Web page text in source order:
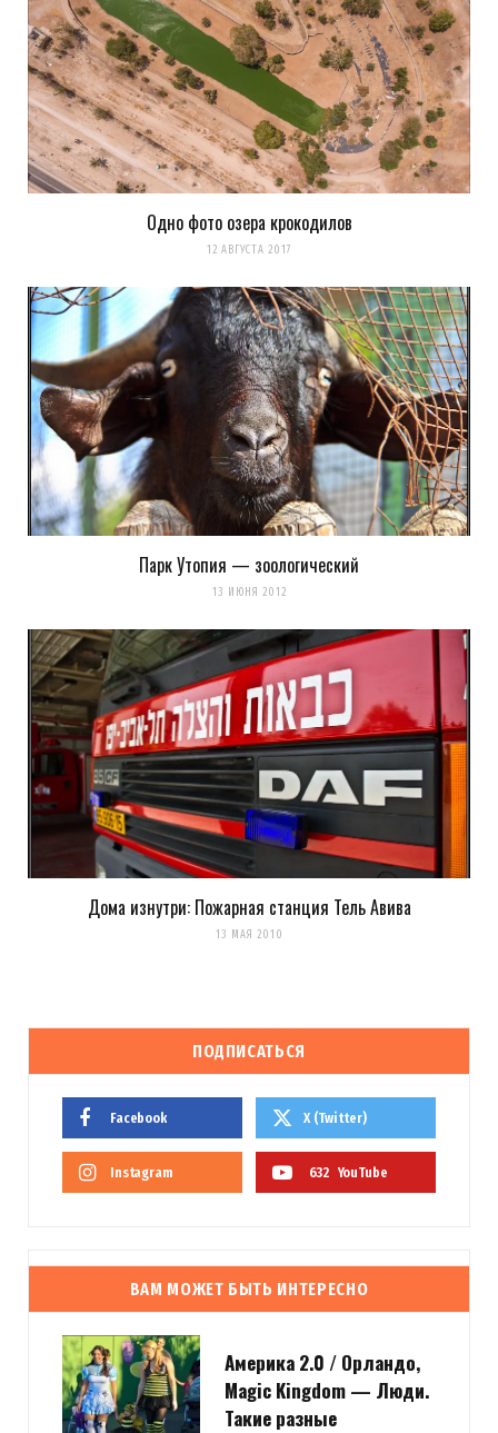
Одно фото озера крокодилов
12 АВГУСТА 2017
Парк Утопия — зоологический
13 ИЮНЯ 2012
Дома изнутри: Пожарная станция Тель Авива
13 МАЯ 2010
ПОДПИСАТЬСЯ
Facebook X (Twitter)
Instagram 632 YouTube
ВАМ МОЖЕТ БЫТЬ ИНТЕРЕСНО
Америка 2.0 / Орландо,
Magic Kingdom — Люди.
Такие разные